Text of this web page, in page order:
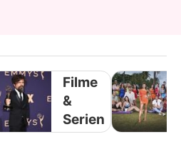
Filme
&
Serien